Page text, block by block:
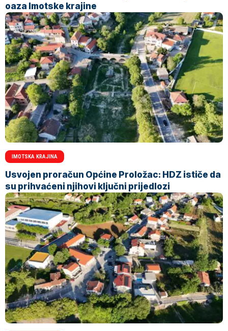
oaza Imotske krajine
IMOTSKA KRAJINA
Usvojen proračun Općine Proložac: HDZ ističe da
su prihvaćeni njihovi ključni prijedlozi